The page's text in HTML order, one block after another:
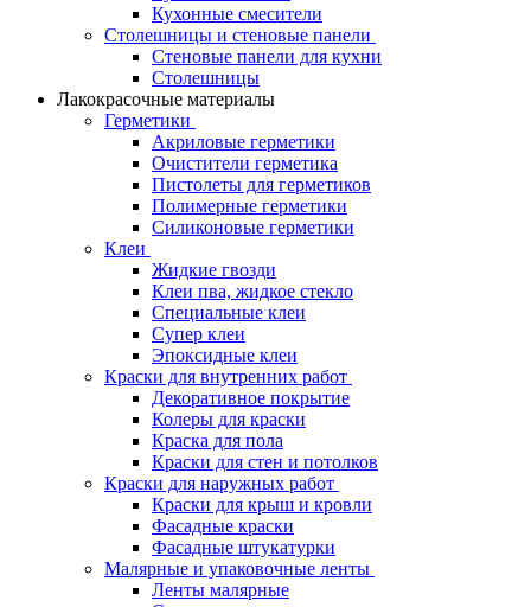
Кухонные смесители
Столешницы и стеновые панели
Стеновые панели для кухни
Столешницы
Лакокрасочные материалы
Герметики
Акриловые герметики
Очистители герметика
Пистолеты для герметиков
Полимерные герметики
Силиконовые герметики
Клеи
Жидкие гвозди
Клеи пва, жидкое стекло
Специальные клеи
Супер клеи
Эпоксидные клеи
Краски для внутренних работ
Декоративное покрытие
Колеры для краски
Краска для пола
Краски для стен и потолков
Краски для наружных работ
Краски для крыш и кровли
Фасадные краски
Фасадные штукатурки
Малярные и упаковочные ленты
Ленты малярные